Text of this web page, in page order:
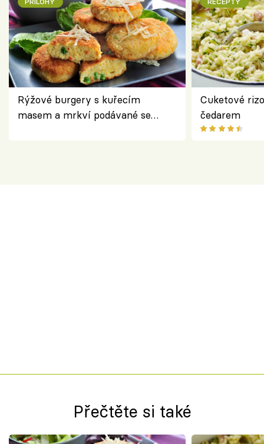
Rýžové burgery s kuřecím
masem a mrkví podávané se
Cuketové
čedarem
Přečtěte si také